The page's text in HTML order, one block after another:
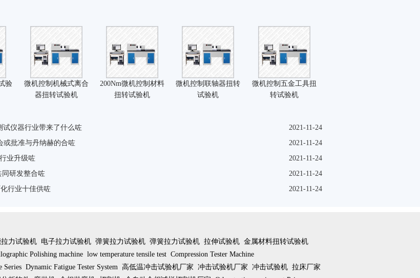
验
微机控制机械式离合
器扭转试验机
200Nm微机控制材料
扭转试验机
微机控制联轴器扭转
试验机
微机控制五金工具扭
转试验机
2021-11-24
试仪器行业带来了什么咗
2021-11-24
或批准与丹纳赫的合咗
2021-11-24
业升级咗
2021-11-24
同研发整合咗
2021-11-24
行业十佳供咗
力试验机 电子拉力试验机 弹簧拉力试验机 弹簧拉力试验机 拉伸试验机 金属材料扭转试验机
Polishing machine low temperature tensile test Compression Tester Machine
Series Dynamic Fatigue Tester System 高低温冲击试验机厂家 冲击试验机厂家 冲击试验机 拉床厂家